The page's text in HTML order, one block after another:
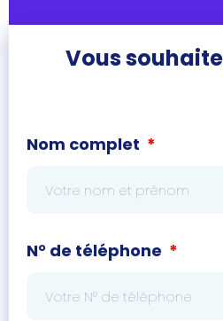
Vous
Nom complet
N° de téléphone